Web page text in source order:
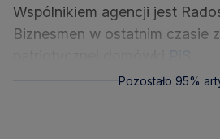
Wspólnikiem agencji jest
Biznesmen w ostatnim czasie
Pozostało 95%